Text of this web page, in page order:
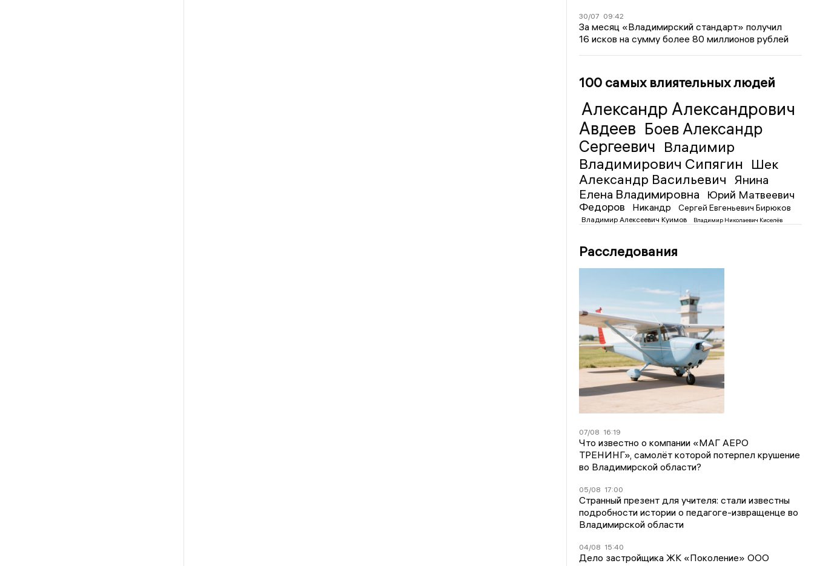
30/07 09:42
За месяц «Владимирский стандарт» получил
16 исков на сумму более 80 миллионов рублей
100 самых влиятельных людей
Александр Александрович
Авдеев Боев Александр
Сергеевич Владимир
Владимирович Сипягин Шек
Александр Васильевич
Янина
Елена Владимировна
Юрий Матвеевич
Федоров
Никандр Сергей Евгеньевич Бирюков
Владимир Алексеевич Куимов Владимир Николаевич Киселёв
Расследования
07/08 16:19
Что известно о компании «МАГ АЕРО
ТРЕНИНГ», самолёт которой потерпел крушение
во Владимирской области?
05/08 17:00
Странный презент для учителя: стали известны
подробности истории о педагоге-извращенце во
Владимирской области
04/08 15:40
Дело застройщика ЖК «Поколение» ООО